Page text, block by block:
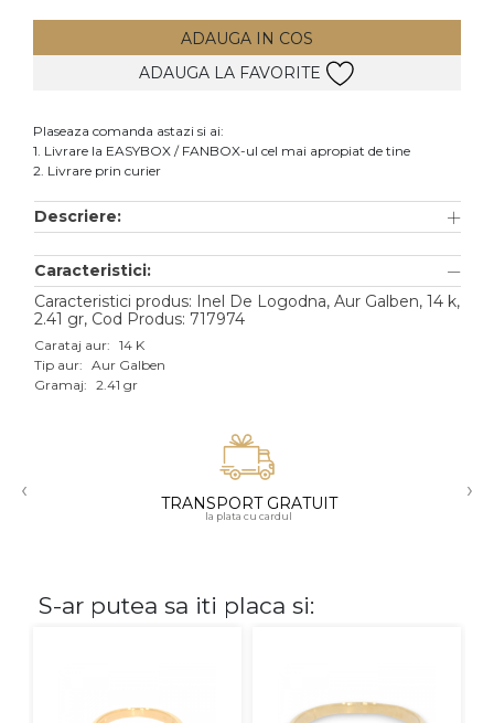
Accesorii
Aur alb
Aur roz
Aur mixt
18K
ADAUGA IN COS
ADAUGA LA FAVORITE
Plaseaza comanda astazi si ai:
1. Livrare la EASYBOX / FANBOX-ul cel mai apropiat de tine
2. Livrare prin curier
Descriere:
Caracteristici:
Caracteristici produs: Inel De Logodna, Aur Galben, 14 k,
2.41 gr, Cod Produs: 717974
Carataj aur: 14 K
Tip aur: Aur Galben
Gramaj: 2.41 gr
‹ TRANSPORT GRATUIT
la plata cu cardul
›
S-ar putea sa iti placa si: